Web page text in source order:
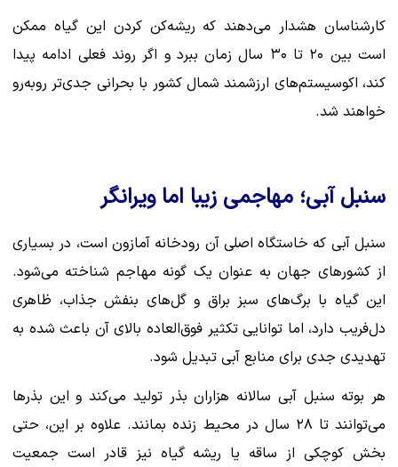
کارشناسان هشدار می‌دهند که ریشه‌کن کردن این گیاه ممکن
است بین ۲۰ تا ۳۰ سال زمان ببرد و اگر روند فعلی ادامه پیدا
کند، اکوسیستم‌های ارزشمند شمال کشور با بحرانی جدی‌تر روبه‌رو
خواهند شد.
سنبل آبی؛ مهاجمی زیبا اما ویرانگر
سنبل آبی که خاستگاه اصلی آن رودخانه آمازون است، در بسیاری
از کشورهای جهان به عنوان یک گونه مهاجم شناخته می‌شود.
این گیاه با برگ‌های سبز براق و گل‌های بنفش جذاب، ظاهری
دل‌فریب دارد، اما توانایی تکثیر فوق‌العاده بالای آن باعث شده به
تهدیدی جدی برای منابع آبی تبدیل شود.
هر بوته سنبل آبی سالانه هزاران بذر تولید می‌کند و این بذرها
می‌توانند تا ۲۸ سال در محیط زنده بمانند. علاوه بر این، حتی
بخش کوچکی از ساقه یا ریشه گیاه نیز قادر است جمعیت